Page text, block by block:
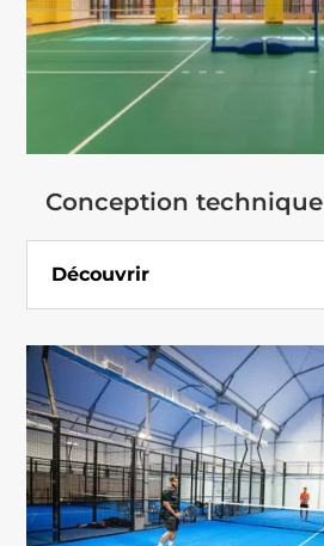
Conception technique
Découvrir